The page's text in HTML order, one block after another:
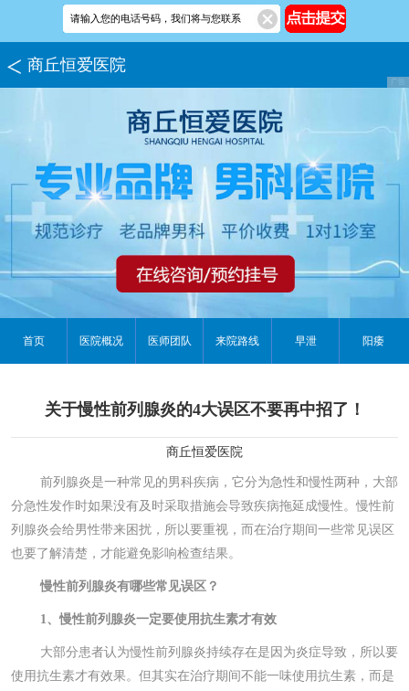
商丘恒爱医院
首页 医院概况 医师团队 来院路线 早泄 阳痿
关于慢性前列腺炎的4大误区不要再中招了！
商丘恒爱医院
前列腺炎是一种常见的男科疾病，它分为急性和慢性两种，大部
分急性发作时如果没有及时采取措施会导致疾病拖延成慢性。慢性前
列腺炎会给男性带来困扰，所以要重视，而在治疗期间一些常见误区
也要了解清楚，才能避免影响检查结果。
慢性前列腺炎有哪些常见误区？
1、慢性前列腺炎一定要使用抗生素才有效
大部分患者认为慢性前列腺炎持续存在是因为炎症导致，所以要
使用抗生素才有效果。但其实在治疗期间不能一味使用抗生素，而是